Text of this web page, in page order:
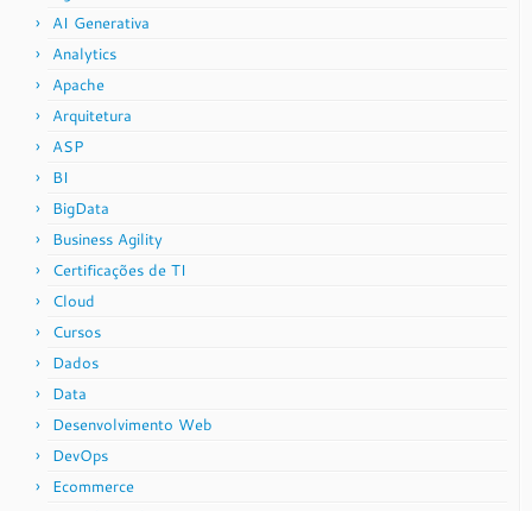
AI Generativa
Analytics
Apache
Arquitetura
ASP
BI
BigData
Business Agility
Certificações de TI
Cloud
Cursos
Dados
Data
Desenvolvimento Web
DevOps
Ecommerce